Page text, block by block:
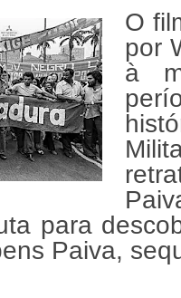
O
por
à
para
Paiva,